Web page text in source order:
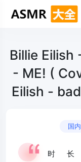
Billie Eilish
- ME! (
Eilish -
国
时长